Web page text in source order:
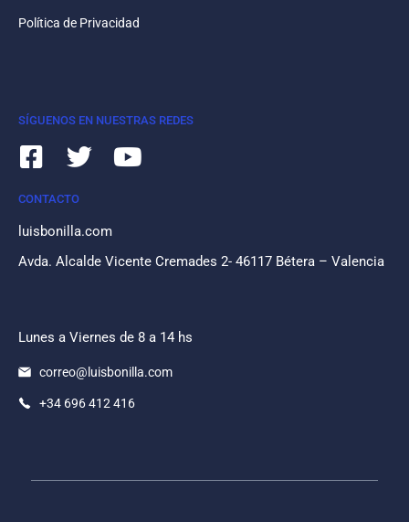
Política de Privacidad
SÍGUENOS EN NUESTRAS REDES
CONTACTO
luisbonilla.com
Avda. Alcalde Vicente Cremades 2- 46117 Bétera – Valencia
Lunes a Viernes de 8 a 14 hs
correo@luisbonilla.com
+34 696 412 416